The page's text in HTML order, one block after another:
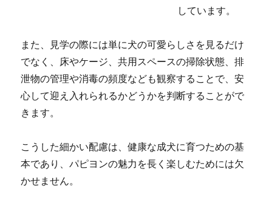
しています。
また、見学の際には単に犬の可愛らしさを見るだけ
でなく、床やケージ、共用スペースの掃除状態、排
泄物の管理や消毒の頻度なども観察することで、安
心して迎え入れられるかどうかを判断することがで
きます。
こうした細かい配慮は、健康な成犬に育つための基
本であり、パピヨンの魅力を長く楽しむためには欠
かせません。